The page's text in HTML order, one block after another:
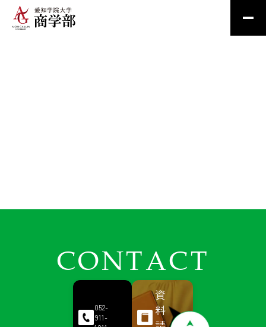
CONTACT
052-
911-
資
料